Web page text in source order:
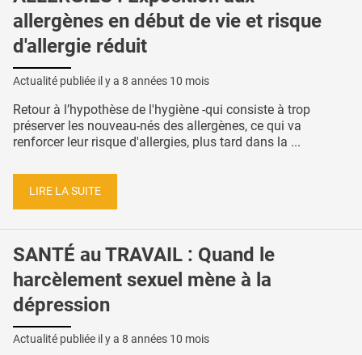
allergènes en début de vie et risque
d'allergie réduit
Actualité publiée il y a 8 années 10 mois
Retour à l’hypothèse de l'hygiène -qui consiste à trop
préserver les nouveau-nés des allergènes, ce qui va
renforcer leur risque d'allergies, plus tard dans la ...
LIRE LA SUITE
SANTÉ au TRAVAIL : Quand le
harcèlement sexuel mène à la
dépression
Actualité publiée il y a 8 années 10 mois